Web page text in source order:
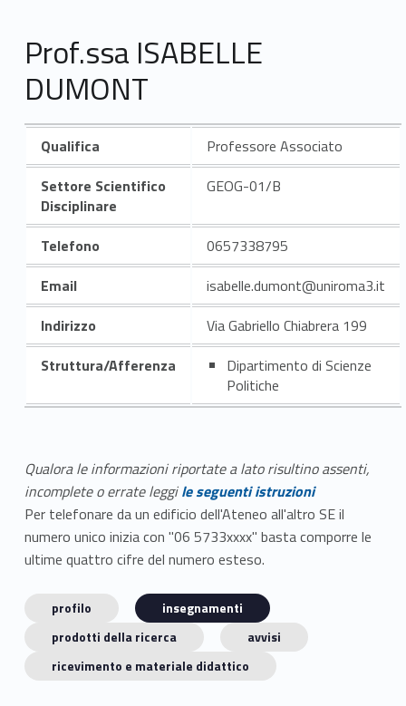
Prof.ssa ISABELLE
DUMONT
Qualifica
Professore Associato
Settore Scientifico
Disciplinare
GEOG-01/B
Telefono
0657338795
Email
isabelle.dumont@uniroma3.it
Indirizzo
Via Gabriello Chiabrera 199
Struttura/Afferenza
Dipartimento di Scienze
Politiche
Qualora le informazioni riportate a lato risultino assenti,
incomplete o errate leggile seguenti istruzioni
Per telefonare da un edificio dell'Ateneo all'altro SE il
numero unico inizia con "06 5733xxxx" basta comporre le
ultime quattro cifre del numero esteso.
profilo
insegnamenti
prodotti della ricerca
avvisi
ricevimento e materiale didattico